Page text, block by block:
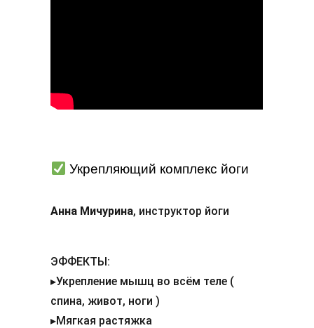
Укрепляющий комплекс йоги
Анна Мичурина, инструктор йоги
ЭФФЕКТЫ:
▸Укрепление мышц во всём теле (
спина, живот, ноги )
▸Мягкая растяжка